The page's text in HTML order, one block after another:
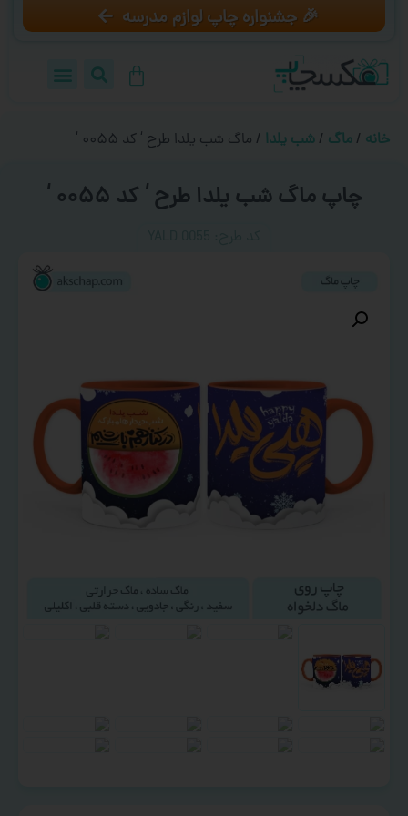
🎉 جشنواره چاپ لوازم مدرسه
خانه / ماگ / شب یلدا / ماگ شب یلدا طرح ‘ کد ۰۰۵۵ ‘
چاپ ماگ شب یلدا طرح ‘ کد ۰۰۵۵ ‘